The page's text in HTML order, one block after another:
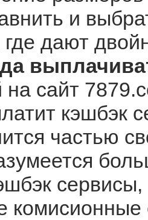
и
дают
на сайт
кэшбэк
частью